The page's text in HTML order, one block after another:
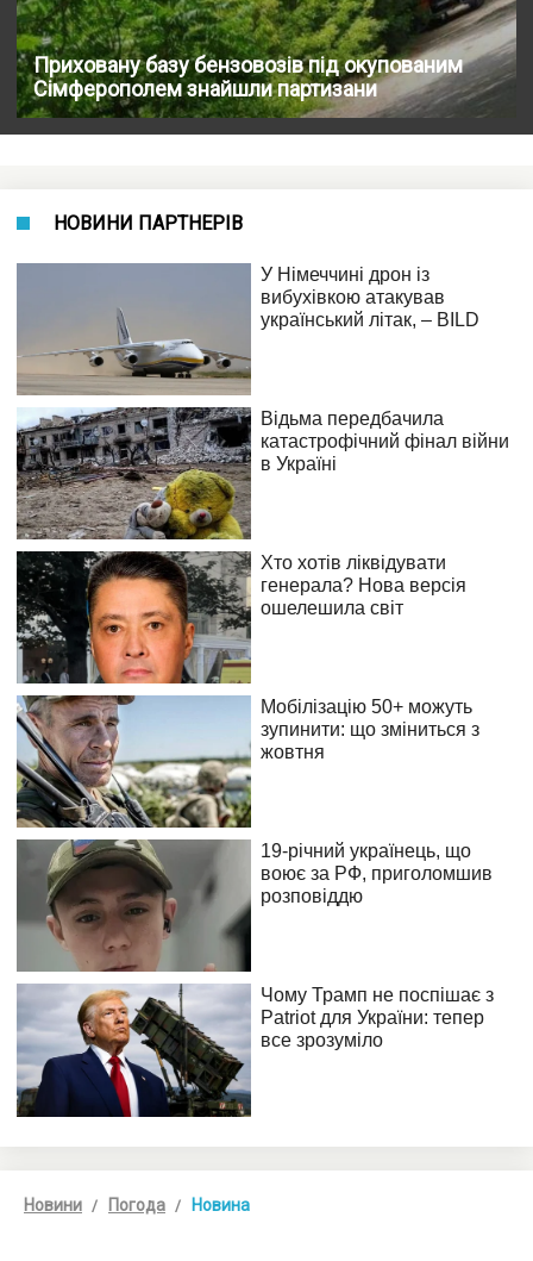
Приховану базу бензовозів під окупованим
Сімферополем знайшли партизани
НОВИНИ ПАРТНЕРІВ
Новини Погода Новина